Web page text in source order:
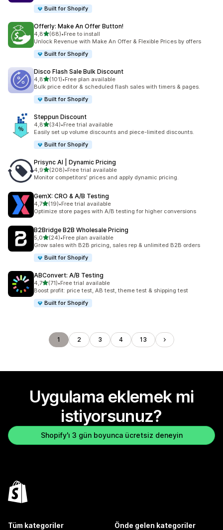
Built for Shopify
Offerly: Make An Offer Button!
4,85 yıldız üzerinden
(68)
toplam 68 değerlendirme
•Free to install
Unlock Revenue with Make An Offer & Flexible Prices by offers
Built for Shopify
Disco Flash Sale Bulk Discount
4,85 yıldız üzerinden
(101)
toplam 101 değerlendirme
•Free plan available
Bulk price editor & scheduled flash sales with timers & pages.
Built for Shopify
Steppun Discount
4,85 yıldız üzerinden
(34)
toplam 34 değerlendirme
•Free trial available
Easily set up volume discounts and piece-limited discounts.
Built for Shopify
Prisync AI | Dynamic Pricing
4,95 yıldız üzerinden
(208)
toplam 208 değerlendirme
•Free trial available
Monitor competitors' prices and apply dynamic pricing.
GemX: CRO & A/B Testing
4,75 yıldız üzerinden
(19)
toplam 19 değerlendirme
•Free trial available
Optimize store pages with A/B testing for higher conversions
B2Bridge B2B Wholesale Pricing
5,05 yıldız üzerinden
(24)
toplam 24 değerlendirme
•Free plan available
Grow sales with B2B pricing, sales rep & unlimited B2B orders
Built for Shopify
ABConvert: A/B Testing
4,75 yıldız üzerinden
(71)
toplam 71 değerlendirme
•Free trial available
Boost profit: price test, AB test, theme test & shipping test
Built for Shopify
1 2 3 4 13
Uygulama eklemek mi
istiyorsunuz?
Shopify'ı 3 gün boyunca ücretsiz deneyin
Tüm kategoriler Önde gelen kategoriler